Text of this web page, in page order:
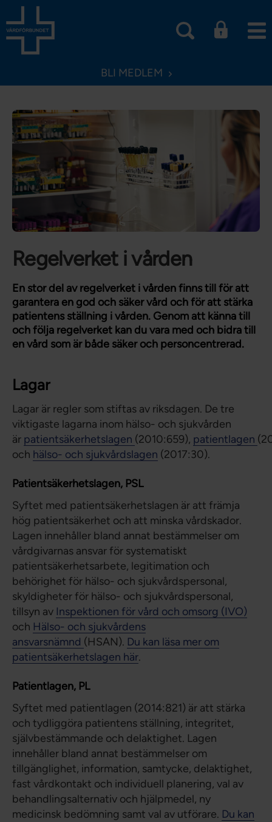
BLI MEDLEM
Regelverket i vården
En stor del av regelverket i vården finns till för att
garantera en god och säker vård och för att stärka
patientens ställning i vården. Genom att känna till
och följa regelverket kan du vara med och bidra till
en vård som är både säker och personcentrerad.
Lagar
Lagar är regler som stiftas av riksdagen. De tre
viktigaste lagarna inom hälso- och sjukvården
är patientsäkerhetslagen (2010:659), patientlagen
och hälso- och sjukvårdslagen (2017:30).
Patientsäkerhetslagen, PSL
Syftet med patientsäkerhetslagen är att främja
hög patientsäkerhet och att minska vårdskador.
Lagen innehåller bland annat bestämmelser om
vårdgivarnas ansvar för systematiskt
patientsäkerhetsarbete, legitimation och
behörighet för hälso- och sjukvårdspersonal,
skyldigheter för hälso- och sjukvårdspersonal,
tillsyn av Inspektionen för vård och omsorg (IVO)
och Hälso- och sjukvårdens
ansvarsnämnd (HSAN). Du kan läsa mer om
patientsäkerhetslagen här.
Patientlagen, PL
Syftet med patientlagen (2014:821) är att stärka
och tydliggöra patientens ställning, integritet,
självbestämmande och delaktighet. Lagen
innehåller bland annat bestämmelser om
tillgänglighet, information, samtycke, delaktighet,
fast vårdkontakt och individuell planering, val av
behandlingsalternativ och hjälpmedel, ny
medicinsk bedömning samt val av utförare. Du kan